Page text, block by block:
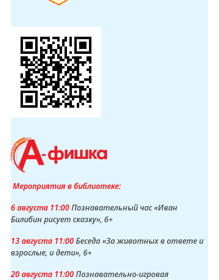
Мероприятия в библиотеке:
6 августа 11:00Познавательный час «Иван
Билибин рисует сказку», 6+
13 августа 11:00Беседа «За животных в ответе и
взрослые, и дети», 6+
20 августа 11:00Познавательно-игровая